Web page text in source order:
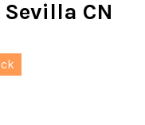
Sevilla CN